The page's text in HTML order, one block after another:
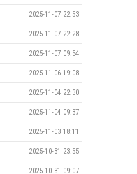
2025-11-07 22:53
2025-11-07 22:28
2025-11-07 09:54
2025-11-06 19:08
2025-11-04 22:30
2025-11-04 09:37
2025-11-03 18:11
2025-10-31 23:55
2025-10-31 09:07